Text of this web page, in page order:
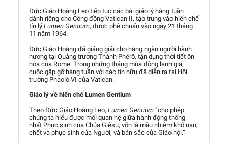
Đức Giáo Hoàng Leo tiếp tục các bài giáo lý hàng tuần
dành riêng cho Công đồng Vatican II, tập trung vào hiến chế
tín lý Lumen Gentium, được phê chuẩn vào ngày 21 tháng
11 năm 1964.
Đức Giáo Hoàng đã giảng giải cho hàng ngàn người hành
hương tại Quảng trường Thánh Phêrô, tận dụng thời tiết ôn
hòa của Rome. Trong những tháng mùa đông lạnh giá,
cuộc gặp gỡ hàng tuần với các tín hữu đã diễn ra tại Hội
trường Phaolô VI của Vatican.
Giáo lý về hiến chế Lumen Gentium
Theo Đức Giáo Hoàng Leo, Lumen Gentium “cho phép
chúng ta hiểu được mối quan hệ giữa hành động thống
nhất Phục sinh của Chúa Giêsu, vốn là mầu nhiệm khổ nạn,
chết và phục sinh của Người, và bản sắc của Giáo hội.”